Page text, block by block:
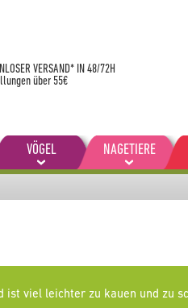
VERSAND* IN 48/72H
über 55€
VÖGEL NAGETIERE
viel leichter zu kauen und zu